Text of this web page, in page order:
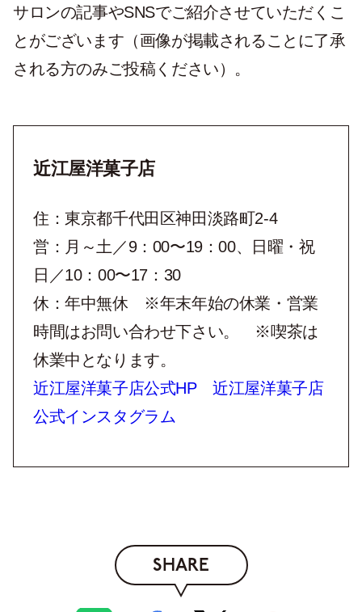
サロンの記事やSNSでご紹介させていただくこ
とがございます（画像が掲載されることに了承
される方のみご投稿ください）。
近江屋洋菓子店
住：東京都千代田区神田淡路町2-4
営：月～土／9：00〜19：00、日曜・祝
日／10：00〜17：30
休：年中無休 ※年末年始の休業・営業
時間はお問い合わせ下さい。 ※喫茶は
休業中となります。
近江屋洋菓子店公式HP
近江屋洋菓子店
公式インスタグラム
SHARE